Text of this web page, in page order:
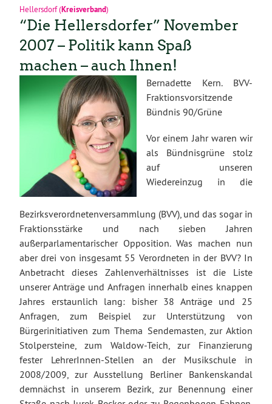
Hellersdorf(Kreisverband)
“Die Hellersdorfer” November
2007 – Politik kann Spaß
machen – auch Ihnen!
Bernadette Kern. BVV-
Fraktionsvorsitzende
Bündnis 90/Grüne
Vor einem Jahr waren wir
als Bündnisgrüne stolz
auf unseren
Wiedereinzug in die
Bezirksverordnetenversammlung (BVV), und das sogar in
Fraktionsstärke und nach sieben Jahren
außerparlamentarischer Opposition. Was machen nun
aber drei von insgesamt 55 Verordneten in der BVV? In
Anbetracht dieses Zahlenverhältnisses ist die Liste
unserer Anträge und Anfragen innerhalb eines knappen
Jahres erstaunlich lang: bisher 38 Anträge und 25
Anfragen, zum Beispiel zur Unterstützung von
Bürgerinitiativen zum Thema Sendemasten, zur Aktion
Stolpersteine, zum Waldow-Teich, zur Finanzierung
fester LehrerInnen-Stellen an der Musikschule in
2008/2009, zur Ausstellung Berliner Bankenskandal
demnächst in unserem Bezirk, zur Benennung einer